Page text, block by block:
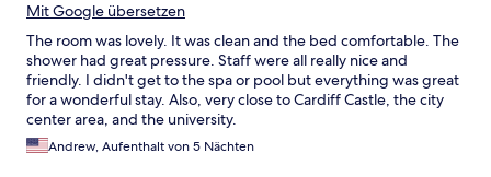
Mit Google übersetzen
The room was lovely. It was clean and the bed comfortable. The
shower had great pressure. Staff were all really nice and
friendly. I didn't get to the spa or pool but everything was great
for a wonderful stay. Also, very close to Cardiff Castle, the city
center area, and the university.
Andrew, Aufenthalt von 5 Nächten